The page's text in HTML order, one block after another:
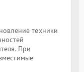
техники
При